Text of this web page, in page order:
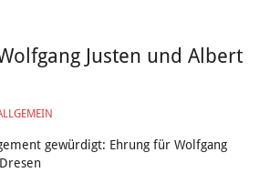
Justen und Albert
gewürdigt: Ehrung für Wolfgang